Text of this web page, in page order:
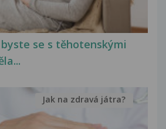
byste se s těhotenskými
Jak na zdravá játra?